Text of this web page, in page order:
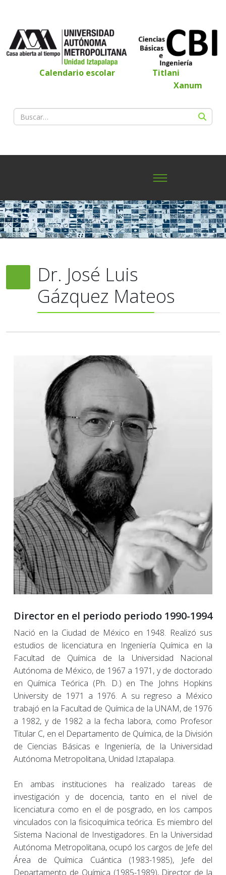
Calendario escolar
Titlani
Xanum
Dr. José Luis
Gázquez Mateos
Director en el periodo periodo 1990-1994
Nació en la Ciudad de México en 1948. Realizó sus
estudios de licenciatura en Ingeniería Química en la
Facultad de Química de la Universidad Nacional
Autónoma de México, de 1967 a 1971, y de doctorado
en Química Teórica (Ph. D.) en The Johns Hopkins
University de 1971 a 1976. A su regreso a México
trabajó en la Facultad de Química de la UNAM, de 1976
a 1982, y de 1982 a la fecha labora, como Profesor
Titular C, en el Departamento de Química, de la División
de Ciencias Básicas e Ingeniería, de la Universidad
Autónoma Metropolitana, Unidad Iztapalapa.
En ambas instituciones ha realizado tareas de
investigación y de docencia, tanto en el nivel de
licenciatura como en el de posgrado, en los campos
vinculados con la fisicoquímica teórica. Es miembro del
Sistema Nacional de Investigadores. En la Universidad
Autónoma Metropolitana, ocupó los cargos de Jefe del
Área de Química Cuántica (1983-1985), Jefe del
Departamento de Química (1985-1989), Director de la